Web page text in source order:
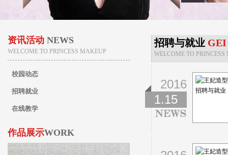
资讯活动 NEWS
WELCOME TO PRINCESS MAKEUP
校园动态
招聘就业
在线教学
作品展示WORK
招聘与就业 GEI
WELCOME TO PRINCESS
2016
1.15